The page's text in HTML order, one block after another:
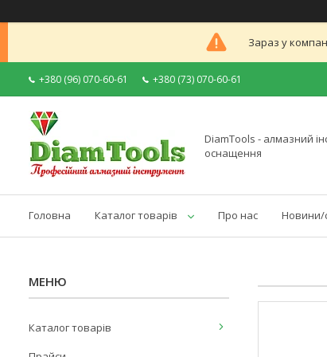
Зараз у
+380 (96) 070-60-61 +380 (73) 070-60-61
DiamTools - алмазний
оснащення
Головна Каталог товарів Про нас Новини/
Каталог товарів